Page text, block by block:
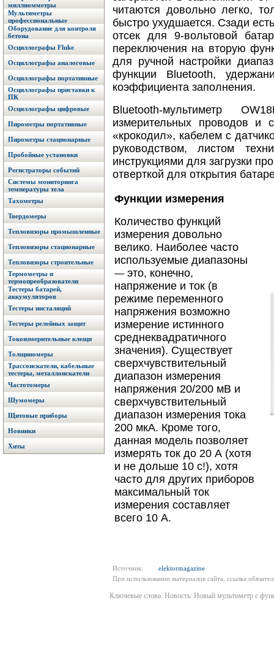
миллиомметры
Мультиметры
профессиональные
Оборудование для контроля
бетона
Осциллографы Fluke
Осциллографы аналоговые
Осциллографы портативные
Осциллографы приставки к
ПК
Осциллографы цифровые
Пирометры портативные
Пирометры стационарные
Пробойные установки
Регистраторы событий
Системы мониторинга
температуры тела
Тахометры
Твердомеры
Тепловизоры промышленные
Тепловизоры стационарные
Тепловизоры строительные
Термометры и
термопреобразователи
Тестеры батарей,
аккумуляторов
Тестеры инсталяций
Тестеры релейных защит
Токоизмерительные клещи
Толщиномеры
Трассоискатели, кабельные
тестеры, металлоискатели
Частотомеры
Шумомеры
Щитовые приборы
Новинки
Хиты
читаются довольно легко,
быстро ухудшается. Сзади
отсек для 9-вольтовой
переключения на вторую
для ручной настройки
функции Bluetooth,
коэффициента заполнения.
Bluetooth-мультиметр
измерительных проводов и
«крокодил», кабелем с
руководством, листом
инструкциями для загрузки
отверткой для открытия
Функции измерения
Количество функций
измерения довольно
велико. Наиболее часто
используемые диапазоны
— это, конечно,
напряжение и ток (в
режиме переменного
напряжения возможно
измерение истинного
среднеквадратичного
значения). Существует
сверхчувствительный
диапазон измерения
напряжения 20/200 мВ и
сверхчувствительный
диапазон измерения тока
200 мкА. Кроме того,
данная модель позволяет
измерять ток до 20 А (хотя
и не дольше 10 с!), хотя
часто для других приборов
максимальный ток
измерения составляет
всего 10 А.
Источник:
elektormagazine
При использовании материалов сайта, ссылка
Ключевые слова: Новость: Новый мультиметр с